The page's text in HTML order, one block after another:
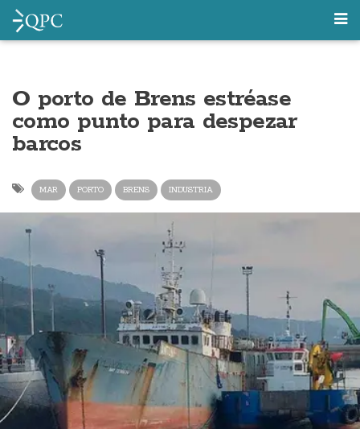
O porto de Brens estréase
como punto para despezar
barcos
MAR PORTO BRENS INDUSTRIA